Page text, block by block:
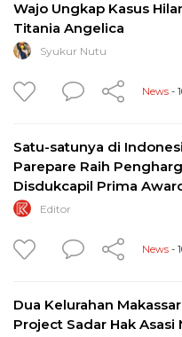
Wajo Ungkap Kasus
Titania Angelica
Syukur Nutu
News -
Satu-satunya di
Parepare Raih
Disdukcapil Prima
Editor
News -
Dua Kelurahan
Project Sadar Hak Asasi